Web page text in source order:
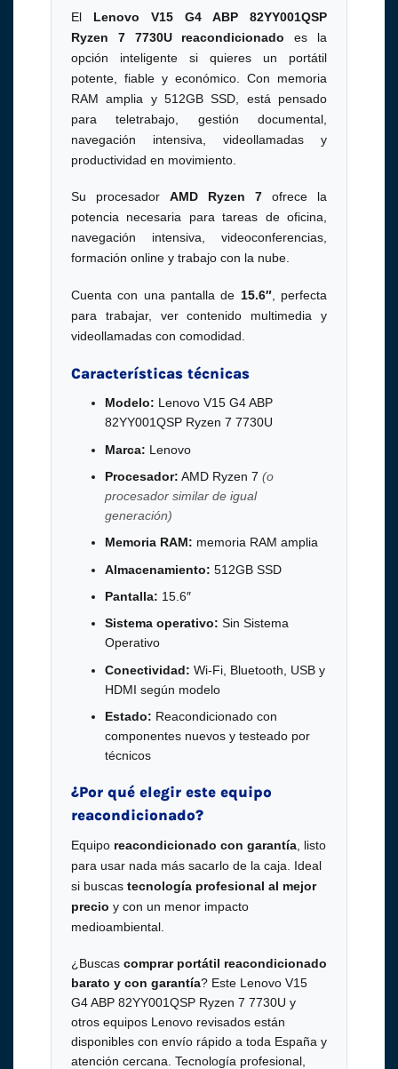
El Lenovo V15 G4 ABP 82YY001QSP
Ryzen 7 7730U reacondicionado es la
opción inteligente si quieres un portátil
potente, fiable y económico. Con memoria
RAM amplia y 512GB SSD, está pensado
para teletrabajo, gestión documental,
navegación intensiva, videollamadas y
productividad en movimiento.
Su procesador AMD Ryzen 7 ofrece la
potencia necesaria para tareas de oficina,
navegación intensiva, videoconferencias,
formación online y trabajo con la nube.
Cuenta con una pantalla de 15.6″, perfecta
para trabajar, ver contenido multimedia y
videollamadas con comodidad.
Características técnicas
Modelo: Lenovo V15 G4 ABP
82YY001QSP Ryzen 7 7730U
Marca: Lenovo
Procesador: AMD Ryzen 7 (o
procesador similar de igual
generación)
Memoria RAM: memoria RAM amplia
Almacenamiento: 512GB SSD
Pantalla: 15.6″
Sistema operativo: Sin Sistema
Operativo
Conectividad: Wi-Fi, Bluetooth, USB y
HDMI según modelo
Estado: Reacondicionado con
componentes nuevos y testeado por
técnicos
¿Por qué elegir este equipo
reacondicionado?
Equipo reacondicionado con garantía, listo
para usar nada más sacarlo de la caja. Ideal
si buscas tecnología profesional al mejor
precio y con un menor impacto
medioambiental.
¿Buscas comprar portátil reacondicionado
barato y con garantía? Este Lenovo V15
G4 ABP 82YY001QSP Ryzen 7 7730U y
otros equipos Lenovo revisados están
disponibles con envío rápido a toda España y
atención cercana. Tecnología profesional,